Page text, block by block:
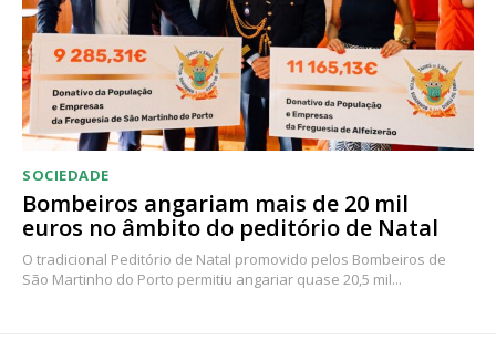
SOCIEDADE
Bombeiros angariam mais de 20 mil
euros no âmbito do peditório de Natal
O tradicional Peditório de Natal promovido pelos Bombeiros de
São Martinho do Porto permitiu angariar quase 20,5 mil...